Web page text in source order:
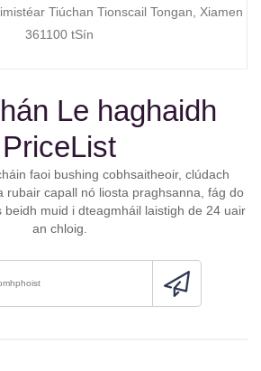
Tiúchan Tionscail Tongan, Xiamen
361100 tSín
Le haghaidh
PriceList
faoi bushing cobhsaitheoir, clúdach
rubair capall nó liosta praghsanna, fág do
beidh muid i dteagmháil laistigh de 24 uair
an chloig.